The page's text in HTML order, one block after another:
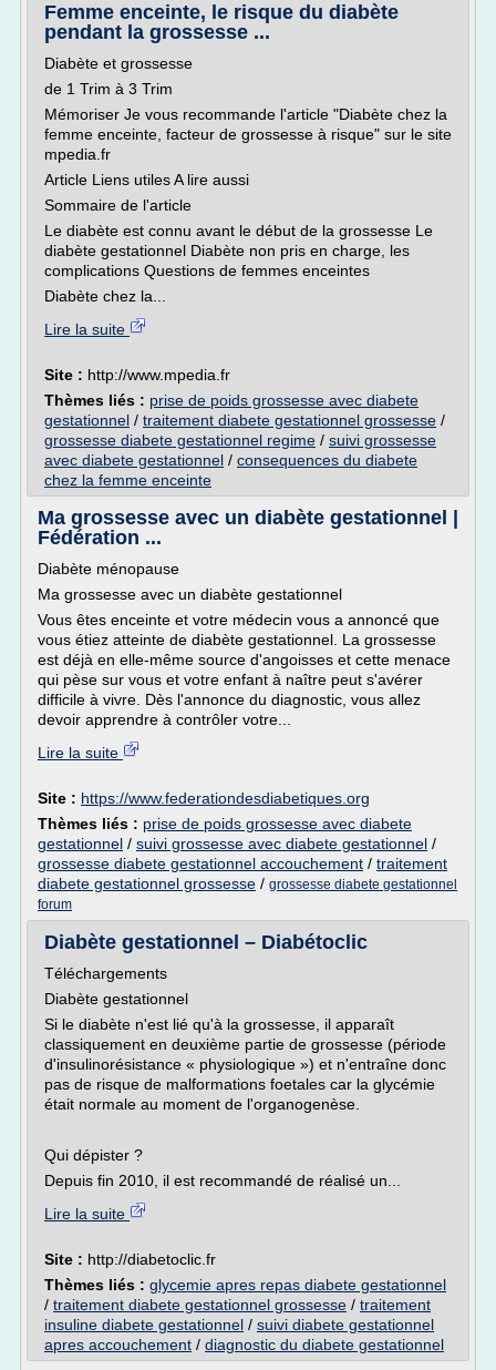
Femme enceinte, le risque du diabète
pendant la grossesse ...
Diabète et grossesse
de 1 Trim à 3 Trim
Mémoriser Je vous recommande l'article "Diabète chez la
femme enceinte, facteur de grossesse à risque" sur le site
mpedia.fr
Article Liens utiles A lire aussi
Sommaire de l'article
Le diabète est connu avant le début de la grossesse Le
diabète gestationnel Diabète non pris en charge, les
complications Questions de femmes enceintes
Diabète chez la...
Lire la suite
Site : http://www.mpedia.fr
Thèmes liés : prise de poids grossesse avec diabete
gestationnel / traitement diabete gestationnel grossesse /
grossesse diabete gestationnel regime / suivi grossesse
avec diabete gestationnel / consequences du diabete
chez la femme enceinte
Ma grossesse avec un diabète gestationnel |
Fédération ...
Diabète ménopause
Ma grossesse avec un diabète gestationnel
Vous êtes enceinte et votre médecin vous a annoncé que
vous étiez atteinte de diabète gestationnel. La grossesse
est déjà en elle-même source d'angoisses et cette menace
qui pèse sur vous et votre enfant à naître peut s'avérer
difficile à vivre. Dès l'annonce du diagnostic, vous allez
devoir apprendre à contrôler votre...
Lire la suite
Site : https://www.federationdesdiabetiques.org
Thèmes liés : prise de poids grossesse avec diabete
gestationnel / suivi grossesse avec diabete gestationnel /
grossesse diabete gestationnel accouchement / traitement
diabete gestationnel grossesse / grossesse diabete gestationnel
forum
Diabète gestationnel – Diabétoclic
Téléchargements
Diabète gestationnel
Si le diabète n'est lié qu'à la grossesse, il apparaît
classiquement en deuxième partie de grossesse (période
d'insulinorésistance « physiologique ») et n'entraîne donc
pas de risque de malformations foetales car la glycémie
était normale au moment de l'organogenèse.
Qui dépister ?
Depuis fin 2010, il est recommandé de réalisé un...
Lire la suite
Site : http://diabetoclic.fr
Thèmes liés : glycemie apres repas diabete gestationnel
/ traitement diabete gestationnel grossesse / traitement
insuline diabete gestationnel / suivi diabete gestationnel
apres accouchement / diagnostic du diabete gestationnel